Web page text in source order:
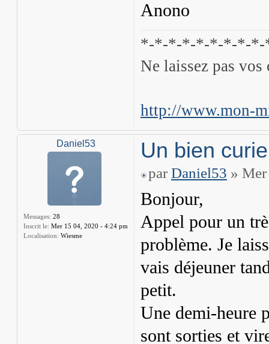
Anono
*-*-*-*-*-*-*-*-
Ne laissez pas
http://www.mon-
Daniel53
Messages: 28
Inscrit le: Mer 15 04, 2020 - 4:24 pm
Localisation: Wiesme
Un bien
par Daniel53 »
Bonjour,
Appel pour un
problème. Je
vais déjeuner
petit.
Une demi-heure
sont sorties et